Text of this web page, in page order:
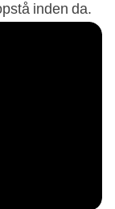
inden da.